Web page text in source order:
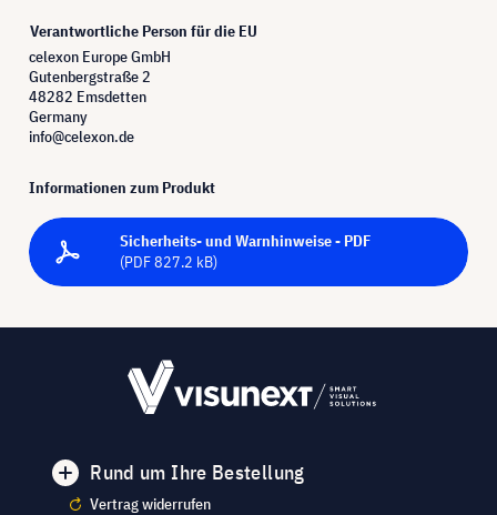
Verantwortliche Person für die EU
celexon Europe GmbH
Gutenbergstraße 2
48282 Emsdetten
Germany
info@celexon.de
Informationen zum Produkt
Sicherheits- und Warnhinweise - PDF
(PDF 827.2 kB)
Rund um Ihre Bestellung
Vertrag widerrufen